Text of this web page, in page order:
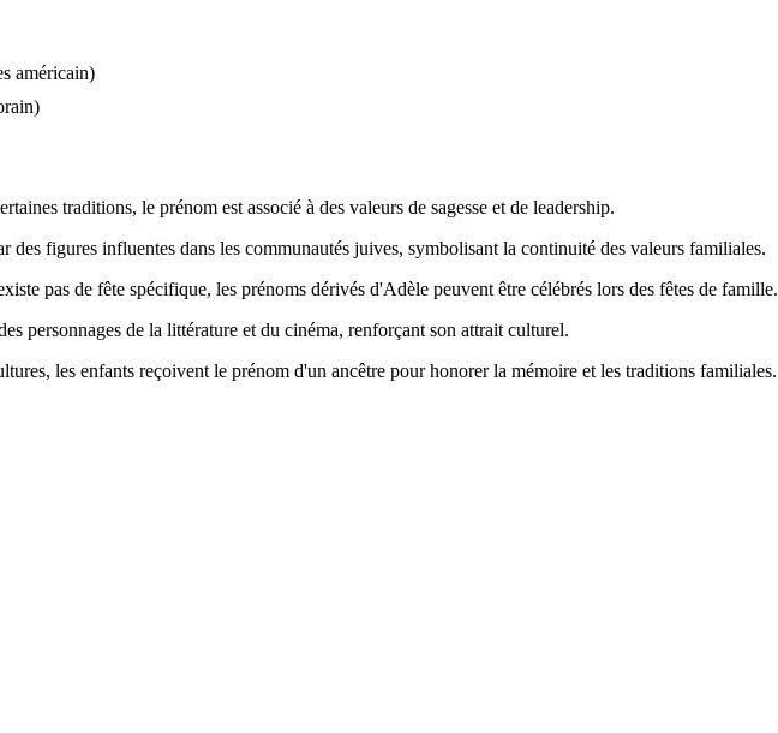
américain)
traditions, le prénom est associé à des valeurs de sagesse et de leadership.
des figures influentes dans les communautés juives, symbolisant la continuité des valeurs familiales.
pas de fête spécifique, les prénoms dérivés d'Adèle peuvent être célébrés lors des fêtes de famille.
personnages de la littérature et du cinéma, renforçant son attrait culturel.
les enfants reçoivent le prénom d'un ancêtre pour honorer la mémoire et les traditions familiales.